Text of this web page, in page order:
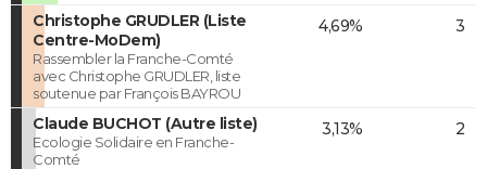
Christophe GRUDLER (Liste
Centre-MoDem)
Rassembler la Franche-Comté
avec Christophe GRUDLER, liste
soutenue par François BAYROU
4,69% 3
Claude BUCHOT (Autre liste)
Ecologie Solidaire en Franche-
Comté
3,13% 2